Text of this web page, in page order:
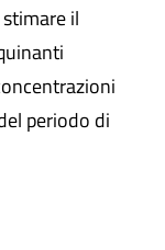
il
periodo di